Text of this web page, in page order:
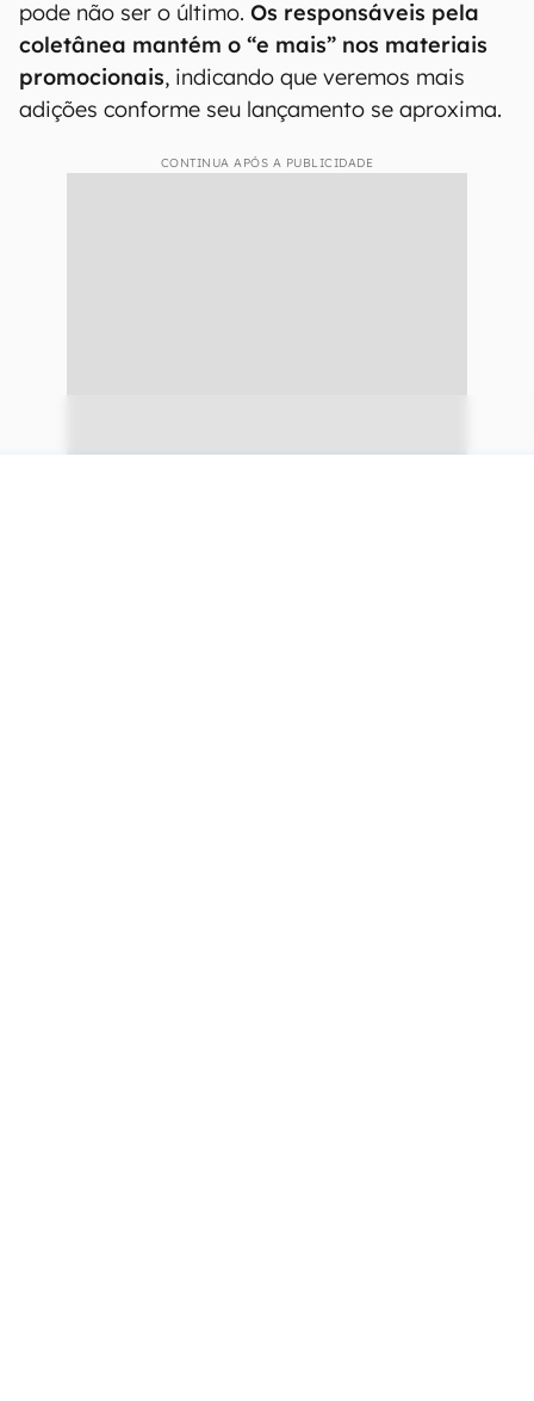
pode não ser o último. Os responsáveis pela
coletânea mantém o “e mais” nos materiais
promocionais, indicando que veremos mais
adições conforme seu lançamento se aproxima.
CONTINUA APÓS A PUBLICIDADE